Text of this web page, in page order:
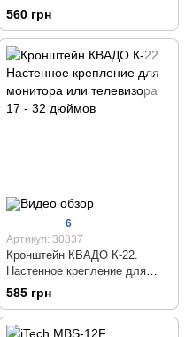
113
560 грн
6
Артикул: 30837
Кронштейн КВАДО К-22.
Настенное крепление для
монитора или телевизора 17 -
32 дюймов
585 грн